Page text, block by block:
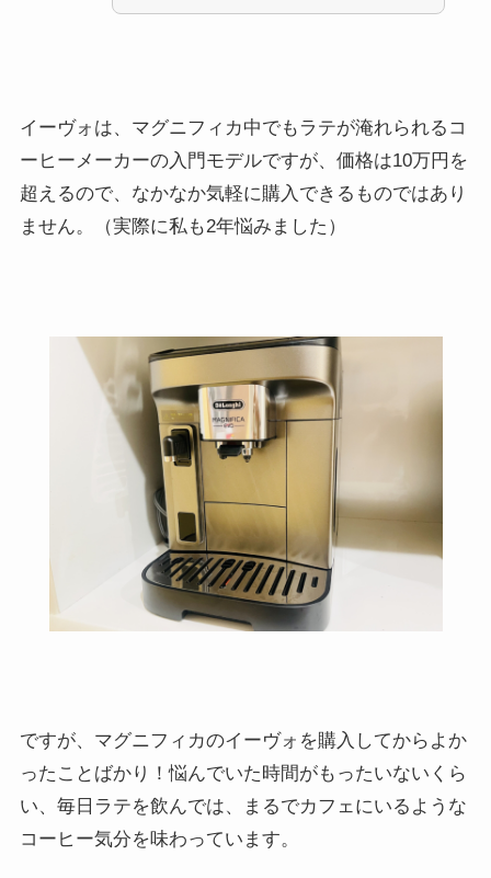
イーヴォは、マグニフィカ中でもラテが淹れられるコ
ーヒーメーカーの入門モデルですが、価格は10万円を
超えるので、なかなか気軽に購入できるものではあり
ません。（実際に私も2年悩みました）
ですが、マグニフィカのイーヴォを購入してからよか
ったことばかり！悩んでいた時間がもったいないくら
い、毎日ラテを飲んでは、まるでカフェにいるような
コーヒー気分を味わっています。